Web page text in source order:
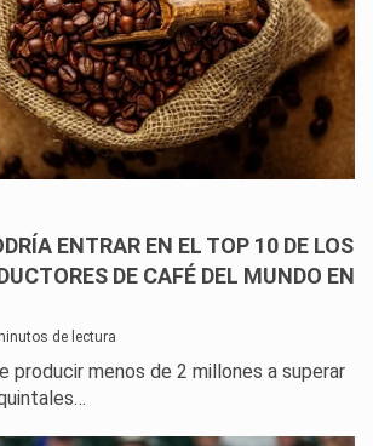
ENTRAR EN EL TOP 10 DE LOS
DE CAFÉ DEL MUNDO EN
de lectura
producir menos de 2 millones a superar